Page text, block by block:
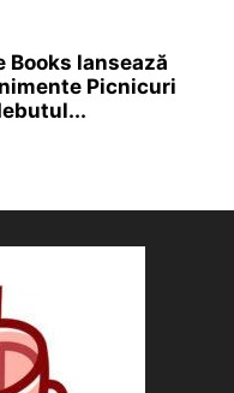
Books lansează
Picnicuri